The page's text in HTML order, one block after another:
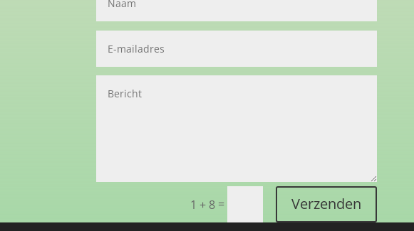
1 + 8 = Verzenden